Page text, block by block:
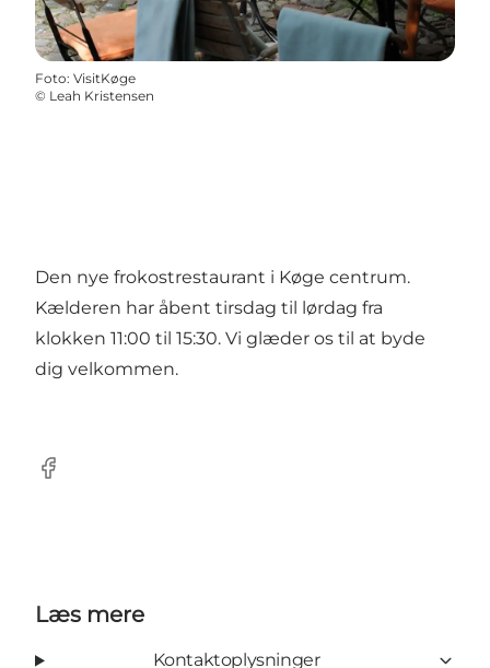
Foto: VisitKøge
© Leah Kristensen
Den nye frokostrestaurant i Køge centrum.
Kælderen har åbent tirsdag til lørdag fra
klokken 11:00 til 15:30. Vi glæder os til at byde
dig velkommen.
Facebook
Læs mere
Kontaktoplysninger